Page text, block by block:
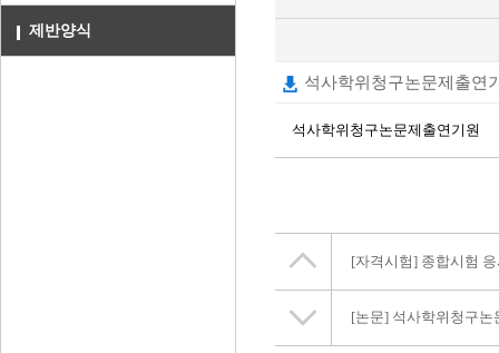
제반양식
석사학위청구논문제출연
석사학위청구논문제출연기원
[자격시험] 종합시험
[논문] 석사학위청구논